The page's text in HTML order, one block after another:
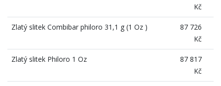
Kč
Zlatý slitek Combibar philoro 31,1 g (1 Oz )
87 726
Kč
Zlatý slitek Philoro 1 Oz
87 817
Kč